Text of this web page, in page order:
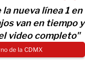
nueva línea 1 en
van en tiempo y
video completo"
de la CDMX